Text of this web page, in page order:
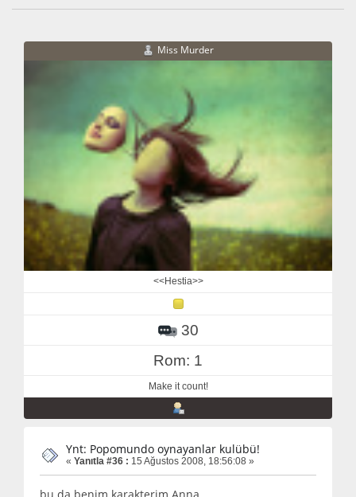
Miss Murder
<<Hestia>>
30
Rom: 1
Make it count!
Ynt: Popomundo oynayanlar kulübü!
« Yanıtla #36 : 15 Ağustos 2008, 18:56:08 »